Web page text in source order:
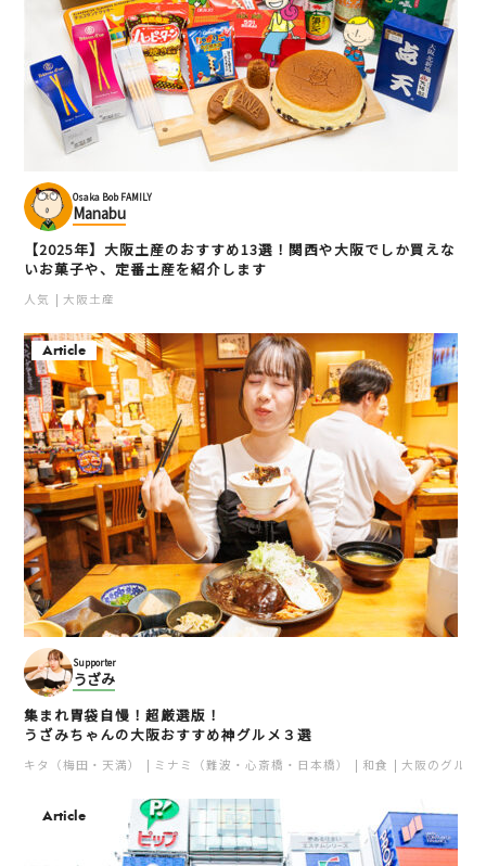
Osaka Bob FAMILY
Manabu
【2025年】大阪土産のおすすめ13選！関西や大阪でしか買えな
いお菓子や、定番土産を紹介します
人気 大阪土産
Article
Supporter
うざみ
集まれ胃袋自慢！超厳選版！
うざみちゃんの大阪おすすめ神グルメ３選
キタ（梅田・天満） ミナミ（難波・心斎橋・日本橋） 和食 大阪のグルメ
Article